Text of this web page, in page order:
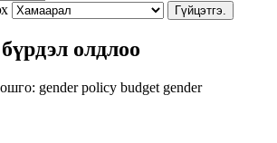
Гүйцэтгэ.
олдлоо
gender policy budget gender